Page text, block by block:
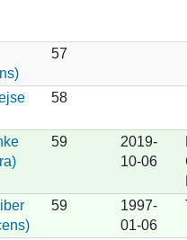
57
58
59
2019-
10-06
59
1997-
01-06